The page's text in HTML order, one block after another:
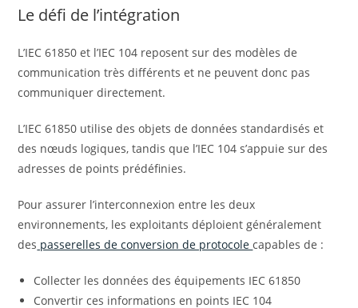
Le défi de l’intégration
L’IEC 61850 et l’IEC 104 reposent sur des modèles de
communication très différents et ne peuvent donc pas
communiquer directement.
L’IEC 61850 utilise des objets de données standardisés et
des nœuds logiques, tandis que l’IEC 104 s’appuie sur des
adresses de points prédéfinies.
Pour assurer l’interconnexion entre les deux
environnements, les exploitants déploient généralement
des passerelles de conversion de protocolecapables de :
Collecter les données des équipements IEC 61850
Convertir ces informations en points IEC 104